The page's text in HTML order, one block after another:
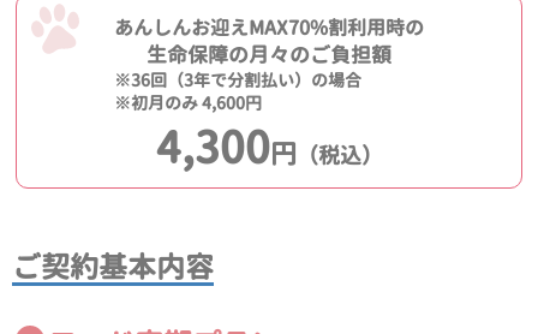
あんしんお迎えMAX70%割利用時の
生命保障の月々のご負担額
※36回（3年で分割払い）の場合
※初月のみ 4,600円
4,300円 （税込）
ご契約基本内容